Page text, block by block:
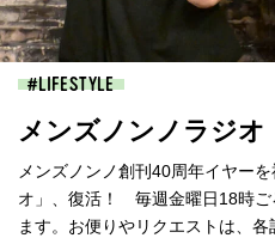
LIFESTYLE
メンズノンノラジオ
メンズノンノ創刊40周年イヤー
オ」、復活！ 毎週金曜日18時ご
ます。お便りやリクエストは、